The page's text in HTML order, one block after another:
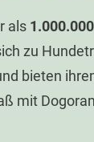
als 1.000.000
zu
bieten
mit